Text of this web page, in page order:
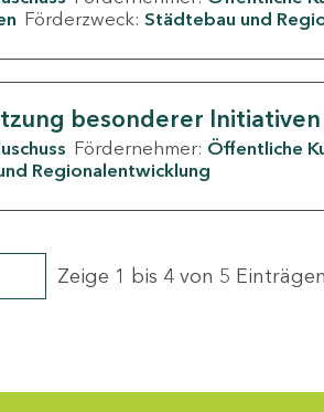
Förderzweck: Städtebau und
besonderer
Fördernehmer: Öffentliche
Regionalentwicklung
Zeige 1 bis 4 von 5